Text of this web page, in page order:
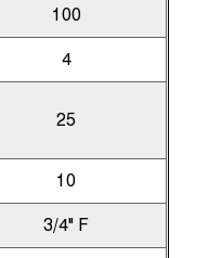
100
4
25
10
3/4" F